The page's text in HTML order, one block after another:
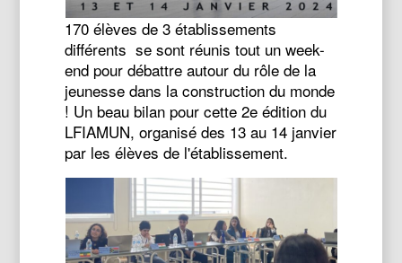
170 élèves de 3 établissements
différents se sont réunis tout un week-
end pour débattre autour du rôle de la
jeunesse dans la construction du monde
! Un beau bilan pour cette 2e édition du
LFIAMUN, organisé des 13 au 14 janvier
par les élèves de l'établissement.